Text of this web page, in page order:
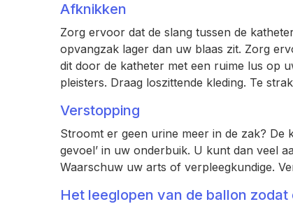
Afknikken
Zorg ervoor dat de slang tussen de
opvangzak lager dan uw blaas zit. Zorg
dit door de katheter met een ruime lus op
pleisters. Draag loszittende kleding. Te
Verstopping
Stroomt er geen urine meer in de zak? De
gevoel’ in uw onderbuik. U kunt dan veel
Waarschuw uw arts of verpleegkundige.
Het leeglopen van de ballon